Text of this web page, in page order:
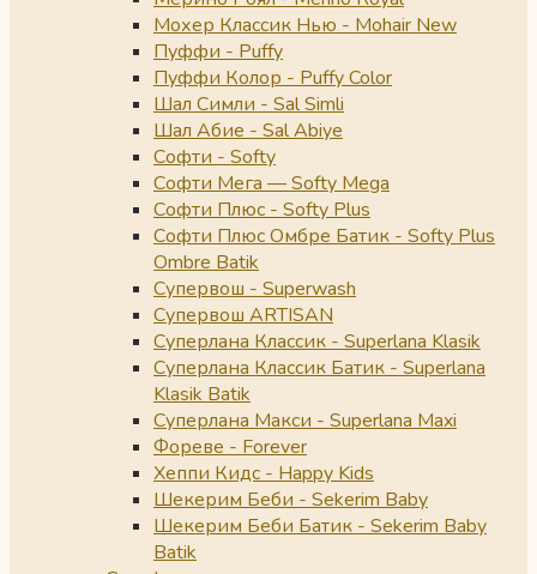
Мохер Классик Нью - Mohair New
Пуффи - Puffy
Пуффи Колор - Puffy Color
Шал Симли - Sal Simli
Шал Абие - Sal Abiye
Софти - Softy
Софти Мега — Softy Mega
Софти Плюс - Softy Plus
Софти Плюс Омбре Батик - Softy Plus
Ombre Batik
Супервош - Superwash
Супервош ARTISAN
Суперлана Классик - Superlana Klasik
Суперлана Классик Батик - Superlana
Klasik Batik
Суперлана Макси - Superlana Maxi
Фореве - Forever
Хеппи Кидс - Happy Kids
Шекерим Беби - Sekerim Baby
Шекерим Беби Батик - Sekerim Baby
Batik